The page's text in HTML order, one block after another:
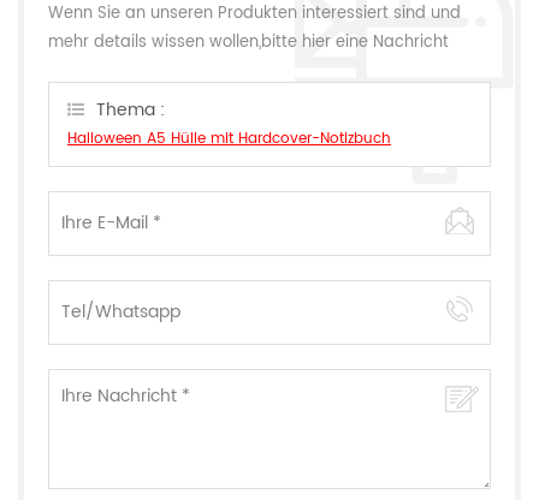
Wenn Sie an unseren Produkten interessiert sind und
mehr details wissen wollen,bitte hier eine Nachricht
können.Thema :
Halloween A5 Hülle mit Hardcover-Notizbuch